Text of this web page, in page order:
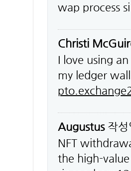
wap process
Christi
I love using
my ledger
Augustus작
NFT
the high-